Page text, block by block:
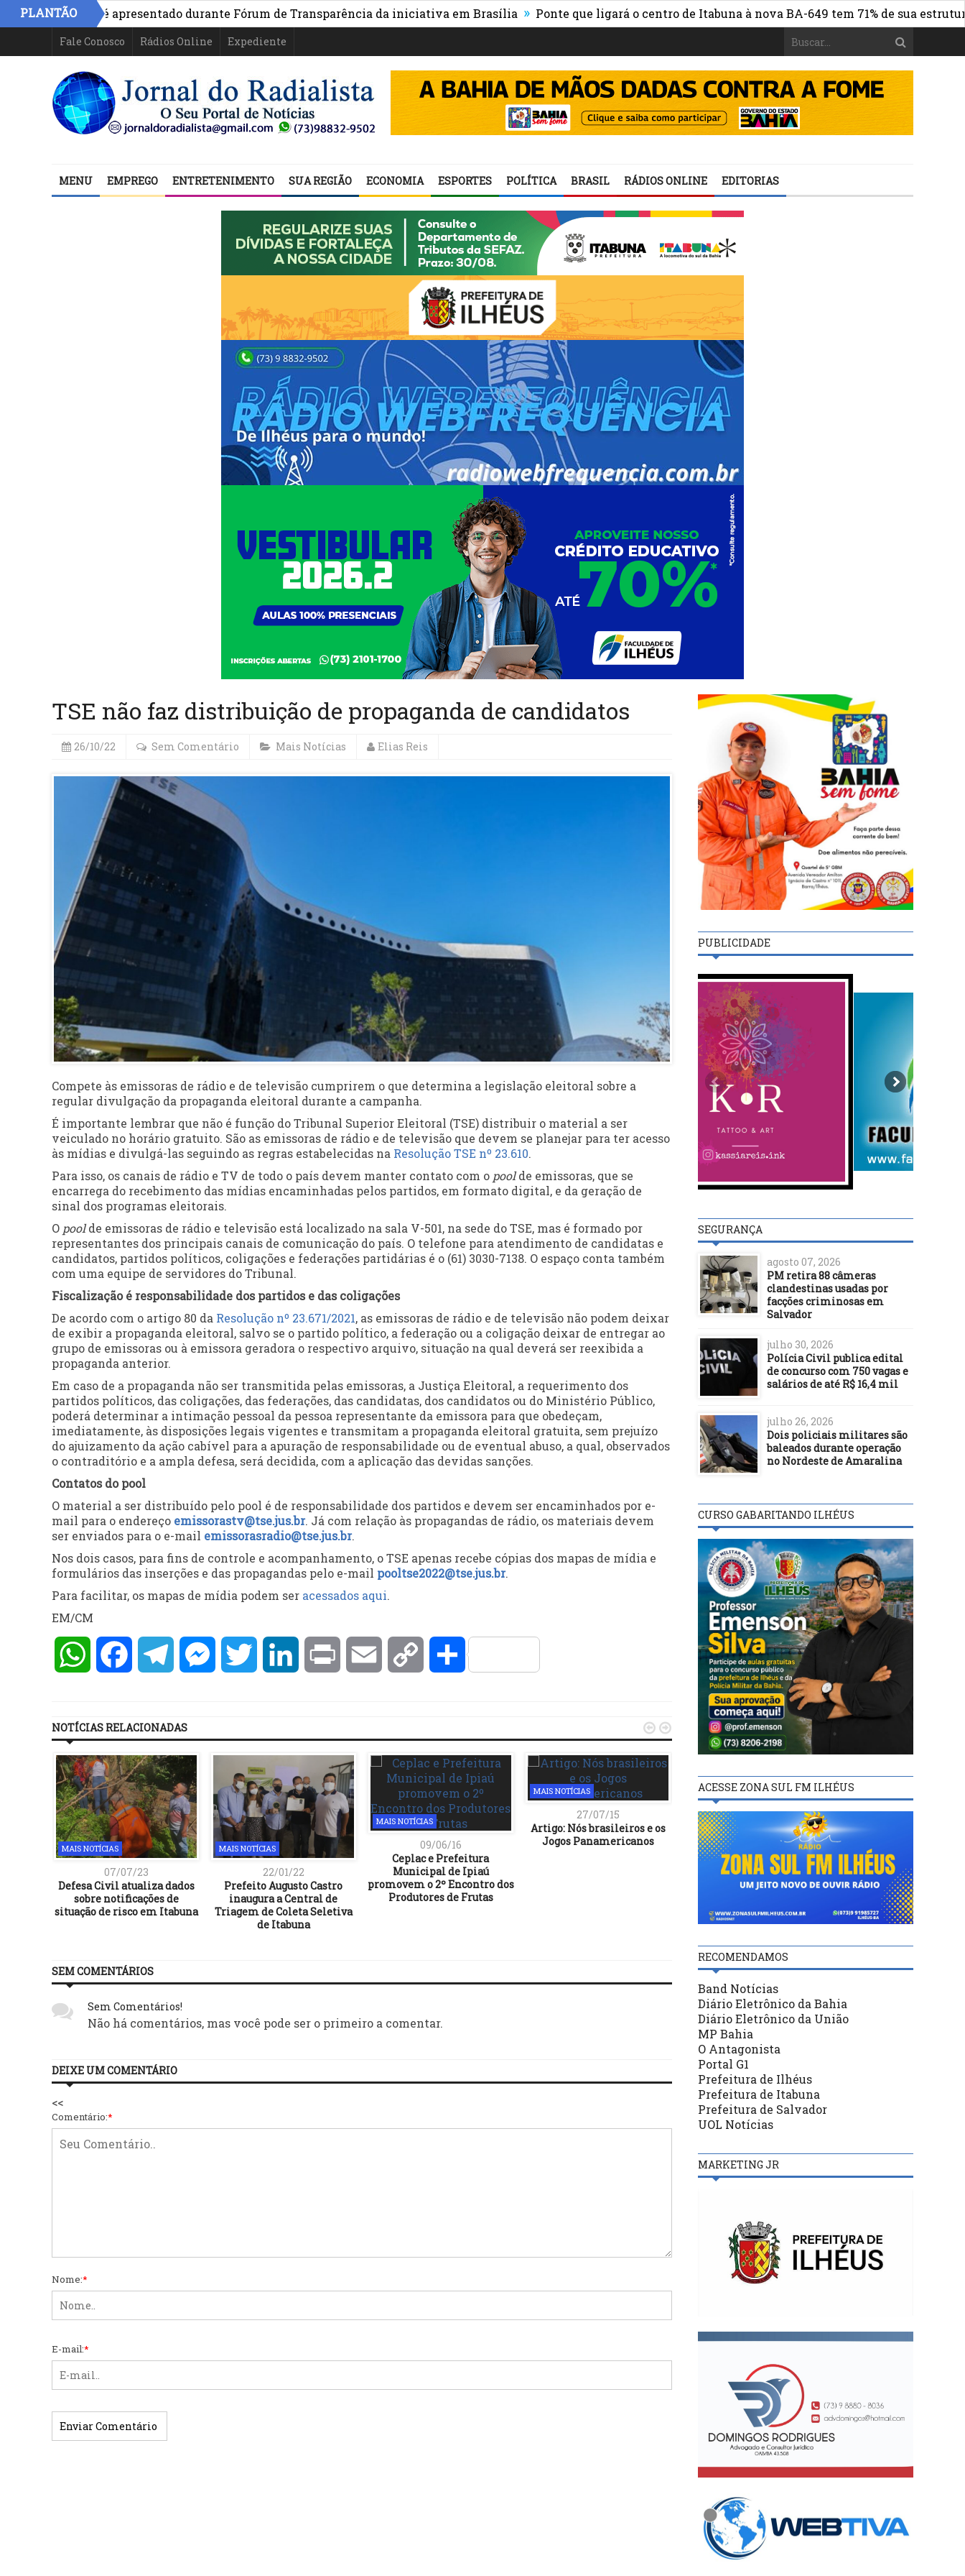
PLANTÃO
na Bahia é apresentado durante Fórum de Transparência da iniciativa em Brasília » Ponte que ligará o centro de Itabuna à nova BA-649 tem 71% de sua estrutura de
Fale Conosco Rádios Online Expediente
MENU EMPREGO ENTRETENIMENTO SUA REGIÃO ECONOMIA ESPORTES POLÍTICA BRASIL RÁDIOS ONLINE EDITORIAS
TSE não faz distribuição de propaganda de candidatos
26/10/22 Sem Comentário Mais Notícias Elias Reis
Compete às emissoras de rádio e de televisão cumprirem o que determina a legislação eleitoral sobre a
regular divulgação da propaganda eleitoral durante a campanha.
É importante lembrar que não é função do Tribunal Superior Eleitoral (TSE) distribuir o material a ser
veiculado no horário gratuito. São as emissoras de rádio e de televisão que devem se planejar para ter acesso
às mídias e divulgá-las seguindo as regras estabelecidas na Resolução TSE nº 23.610.
Para isso, os canais de rádio e TV de todo o país devem manter contato com o poolde emissoras, que se
encarrega do recebimento das mídias encaminhadas pelos partidos, em formato digital, e da geração de
sinal dos programas eleitorais.
O poolde emissoras de rádio e televisão está localizado na sala V-501, na sede do TSE, mas é formado por
representantes dos principais canais de comunicação do país. O telefone para atendimento de candidatas e
candidatos, partidos políticos, coligações e federações partidárias é o (61) 3030-7138. O espaço conta também
com uma equipe de servidores do Tribunal.
Fiscalização é responsabilidade dos partidos e das coligações
De acordo com o artigo 80 da Resolução nº 23.671/2021, as emissoras de rádio e de televisão não podem deixar
de exibir a propaganda eleitoral, salvo se o partido político, a federação ou a coligação deixar de entregar ao
grupo de emissoras ou à emissora geradora o respectivo arquivo, situação na qual deverá ser reexibida a
propaganda anterior.
Em caso de a propaganda não ser transmitida pelas emissoras, a Justiça Eleitoral, a requerimento dos
partidos políticos, das coligações, das federações, das candidatas, dos candidatos ou do Ministério Público,
poderá determinar a intimação pessoal da pessoa representante da emissora para que obedeçam,
imediatamente, às disposições legais vigentes e transmitam a propaganda eleitoral gratuita, sem prejuízo
do ajuizamento da ação cabível para a apuração de responsabilidade ou de eventual abuso, a qual, observados
o contraditório e a ampla defesa, será decidida, com a aplicação das devidas sanções.
Contatos do pool
O material a ser distribuído pelo pool é de responsabilidade dos partidos e devem ser encaminhados por e-
mail para o endereço emissorastv@tse.jus.br. Já com relação às propagandas de rádio, os materiais devem
ser enviados para o e-mail emissorasradio@tse.jus.br.
Nos dois casos, para fins de controle e acompanhamento, o TSE apenas recebe cópias dos mapas de mídia e
formulários das inserções e das propagandas pelo e-mail pooltse2022@tse.jus.br.
Para facilitar, os mapas de mídia podem ser acessados aqui.
EM/CM
WhatsAppFacebookTelegramMessengerTwitter LinkedInPrint Email Copy Compartilhar
NOTÍCIAS RELACIONADAS
MAIS NOTÍCIAS
07/07/23
Defesa Civil atualiza dados
sobre notificações de
situação de risco em Itabuna
MAIS NOTÍCIAS
22/01/22
Prefeito Augusto Castro
inaugura a Central de
Triagem de Coleta Seletiva
de Itabuna
MAIS NOTÍCIAS
09/06/16
Ceplac e Prefeitura
Municipal de Ipiaú
promovem o 2º Encontro dos
Produtores de Frutas
MAIS NOTÍCIAS
27/07/15
Artigo: Nós brasileiros e os
Jogos Panamericanos‏
MAIS NOTÍCIAS
08/08/23
Prefeito Augusto Castro
Processo Seletivo
Simplificado da SEMPS
MAIS NOTÍCIAS
31/05/21
CPI vai ouvir
contra e a favor da
cloroquina no
contra covid
 
SEM COMENTÁRIOS
Sem Comentários!
Não há comentários, mas você pode ser o primeiro a comentar.
DEIXE UM COMENTÁRIO
<<
Comentário:*
Nome:*
E-mail:*
PUBLICIDADE
SEGURANÇA
agosto 07, 2026
PM retira 88 câmeras
clandestinas usadas por
facções criminosas em
Salvador
julho 30, 2026
Polícia Civil publica edital
de concurso com 750 vagas e
salários de até R$ 16,4 mil
julho 26, 2026
Dois policiais militares são
baleados durante operação
no Nordeste de Amaralina
CURSO GABARITANDO ILHÉUS
ACESSE ZONA SUL FM ILHÉUS
RECOMENDAMOS
Band Notícias
Diário Eletrônico da Bahia
Diário Eletrônico da União
MP Bahia
O Antagonista
Portal G1
Prefeitura de Ilhéus
Prefeitura de Itabuna
Prefeitura de Salvador
UOL Notícias
MARKETING JR